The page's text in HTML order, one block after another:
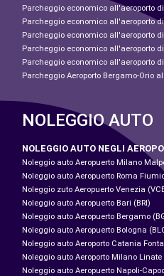
Parcheggio economico all'aeroporto di
Parcheggio economico all'aeroporto
Parcheggio economico all'aeroporto
Parcheggio economico all'aeroporto
Parcheggio economico all'aeroporto
Parcheggio Aeroporto Bergamo-Orio
NOLEGGIO AUTO
NOLEGGIO AUTO NEGLI
Noleggio auto Aeropuerto Milano
Noleggio auto Aeropuerto Roma
Noleggio zuto Aeropuerto Venezia
Noleggio auto Aeropuerto Bari (BRI)
Noleggio auto Aeropuerto Bergamo
Noleggio auto Aeropuerto Bologna
Noleggio auto Aeroporto Catania
Noleggio auto Aeroporto Milano Linate
Noleggio auto Aeropuerto Napoli-